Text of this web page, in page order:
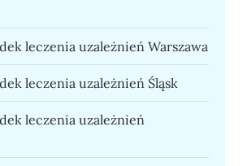
leczenia uzależnień Warszawa
leczenia uzależnień Śląsk
leczenia uzależnień